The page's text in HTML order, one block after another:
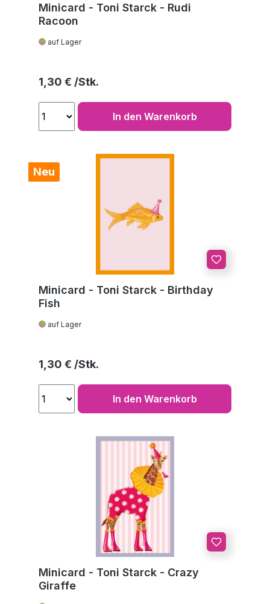
Minicard - Toni Starck - Rudi
Racoon
auf Lager
Regulärer Preis:
1,30 €
In den Warenkorb
Neu
Minicard - Toni Starck - Birthday
Fish
auf Lager
Regulärer Preis:
1,30 €
In den Warenkorb
Minicard - Toni Starck - Crazy
Giraffe